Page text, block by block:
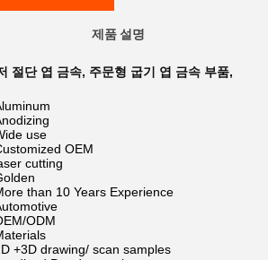
제품 설명
절단 엽 금속, 주문형 굽기 엽 금속 부품,
use
OEM
cutting
than 10 Years Experience
ODM
+3D drawing/ scan samples